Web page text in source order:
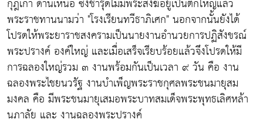
กุฎีเก่า ด้านเหนือ ซึ่งชำรุดไม่มีพระสงฆ์อยู่เป็นตึกใหญ่แล้ว
พระราชทานนามว่า "โรงเรียนทวีธาภิเศก" นอกจากนั้นยังได้
โปรดให้พระยาราชสงครามเป็นนายงานอำนวยการปฏิสังขรณ์
พระปรางค์ องค์ใหญ่ และเมื่อเสร็จเรียบร้อยแล้วจึงโปรดให้มี
การฉลองใหญ่รวม ๓ งานพร้อมกันเป็นเวลา ๙ วัน คือ งาน
ฉลองพระไชยนวรัฐ งานบำเพ็ญพระราชกุศลพระชนมายุสม
มงคล คือ มีพระชนมายุเสมอพระบาทสมเด็จพระพุทธเลิศหล้า
นภาลัย และ งานฉลองพระปรางค์